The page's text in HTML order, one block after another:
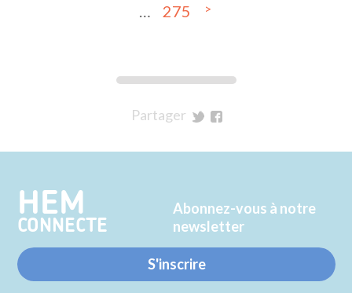
…
275 >
Partager
Twitter
Facebook
HEM
CONNECTE
Abonnez-vous à notre
newsletter
S'inscrire